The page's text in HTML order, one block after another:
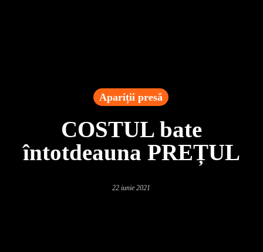
Apariții presă
COSTUL bate
întotdeauna PREȚUL
22 iunie 2021